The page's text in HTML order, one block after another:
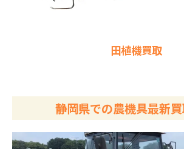
田植機買取
静岡県での農機具最新